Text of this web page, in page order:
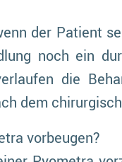
der Patient
noch ein
die
dem
vorbeugen?